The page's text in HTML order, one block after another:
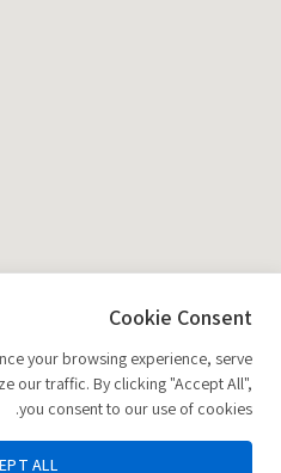
Cookie Consent
your browsing experience, serve
our traffic. By clicking "Accept All",
you consent to our use of cookies.
ALL